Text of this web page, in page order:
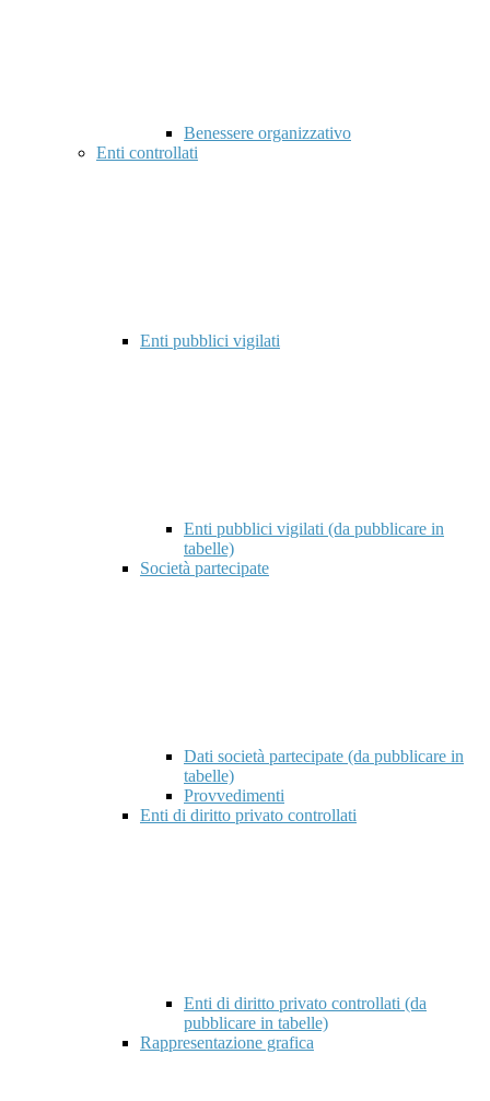
Benessere organizzativo
Enti controllati
Enti pubblici vigilati
Enti pubblici vigilati (da pubblicare in
tabelle)
Società partecipate
Dati società partecipate (da pubblicare in
tabelle)
Provvedimenti
Enti di diritto privato controllati
Enti di diritto privato controllati (da
pubblicare in tabelle)
Rappresentazione grafica